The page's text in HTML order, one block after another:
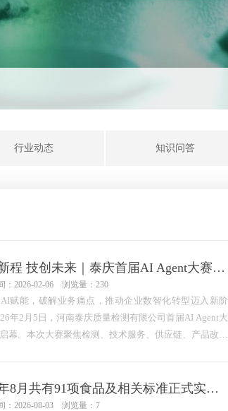
行业动态 知识问答
智启新程 技创未来｜泰庆首届AI Agent大赛圆满落幕！
：2026-02-06 浏览量：230
赋能，破解业务痛点，推动企业数智化转型迈入新阶
年2月5日，河南泰庆质量检测有限公司首届AI Agent大
幕。本次大赛聚焦检测、技术服务、供应链、产品改良
共赴数智之约
2026年8月共有91项食品及相关标准正式实施，新增标准超七成
：2026-08-03 浏览量：7